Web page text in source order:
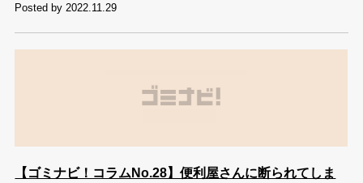
Posted by 2022.11.29
【ゴミナビ！コラムNo.28】便利屋さんに断られてしま